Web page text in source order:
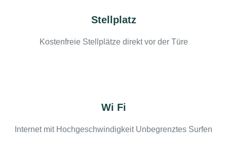
Stellplatz
Kostenfreie Stellplätze direkt vor der Türe
Wi Fi
Internet mit Hochgeschwindigkeit Unbegrenztes Surfen